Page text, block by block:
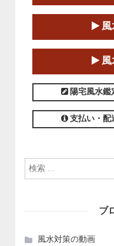
第１８期立命
柱推命学）講座」
2025-01-11～
この講座
風
風
陽宅風水
支払い・配
ブ
風水対策の動画